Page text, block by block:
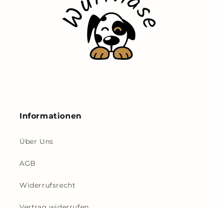
Informationen
Über Uns
AGB
Widerrufsrecht